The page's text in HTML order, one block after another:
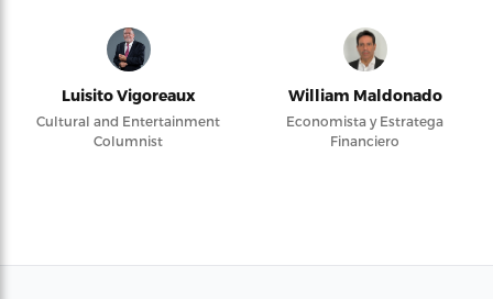
Luisito Vigoreaux
Cultural and Entertainment
Columnist
William Maldonado
Economista y Estratega
Financiero